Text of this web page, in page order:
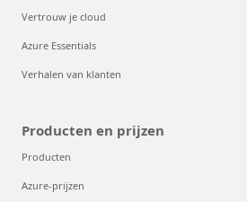
Vertrouw je cloud
Azure Essentials
Verhalen van klanten
Producten en prijzen
Producten
Azure-prijzen